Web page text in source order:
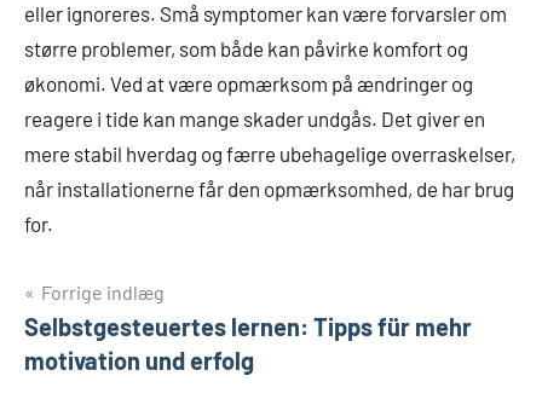
eller ignoreres. Små symptomer kan være forvarsler om
større problemer, som både kan påvirke komfort og
økonomi. Ved at være opmærksom på ændringer og
reagere i tide kan mange skader undgås. Det giver en
mere stabil hverdag og færre ubehagelige overraskelser,
når installationerne får den opmærksomhed, de har brug
for.
Indlægsnavigation
Forrige indlæg
Selbstgesteuertes lernen: Tipps für mehr
motivation und erfolg